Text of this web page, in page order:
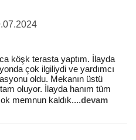
köşk terasta yaptım. İlayda
çok ilgiliydi ve yardımcı
oldu. Mekanın üstü
oluyor. İlayda hanım tüm
memnun kaldık....devam